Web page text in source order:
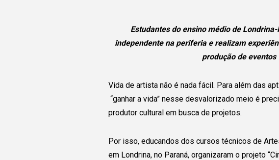
Estudantes do ensino médio de
independente na periferia e realizam
produção de eventos
Vida de artista não é nada fácil. Para além das
“ganhar a vida” nesse desvalorizado meio é
produtor cultural em busca de projetos.
Por isso, educandos dos cursos técnicos de
em Londrina, no Paraná, organizaram o projeto